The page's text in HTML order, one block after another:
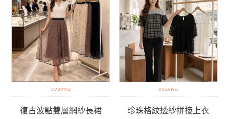
evaviva
復古波點雙層網紗長裙
evaviva
珍珠格紋透紗拼接上衣